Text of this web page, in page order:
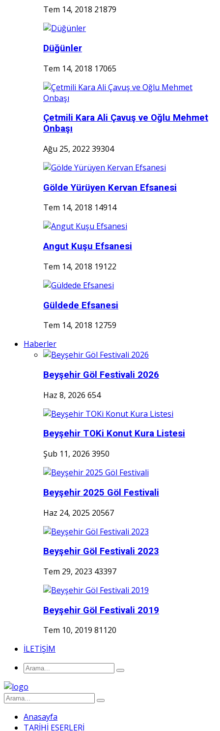
Tem 14, 2018 21879
Düğünler
Tem 14, 2018 17065
Çetmili Kara Ali Çavuş ve Oğlu Mehmet
Onbaşı
Ağu 25, 2022 39304
Gölde Yürüyen Kervan Efsanesi
Tem 14, 2018 14914
Angut Kuşu Efsanesi
Tem 14, 2018 19122
Güldede Efsanesi
Tem 14, 2018 12759
Haberler
Beyşehir Göl Festivali 2026
Haz 8, 2026 654
Beyşehir TOKi Konut Kura Listesi
Şub 11, 2026 3950
Beyşehir 2025 Göl Festivali
Haz 24, 2025 20567
Beyşehir Göl Festivali 2023
Tem 29, 2023 43397
Beyşehir Göl Festivali 2019
Tem 10, 2019 81120
İLETİŞİM
Anasayfa
TARİHİ ESERLERİ